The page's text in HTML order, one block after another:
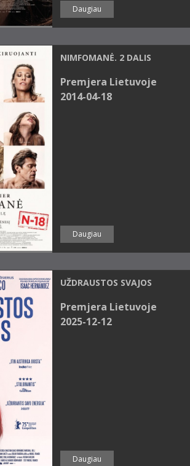
Daugiau
NIMFOMANĖ. 2 DALIS
Premjera Lietuvoje
2014-04-18
Daugiau
UŽDRAUSTOS SVAJOS
Premjera Lietuvoje
2025-12-12
Daugiau